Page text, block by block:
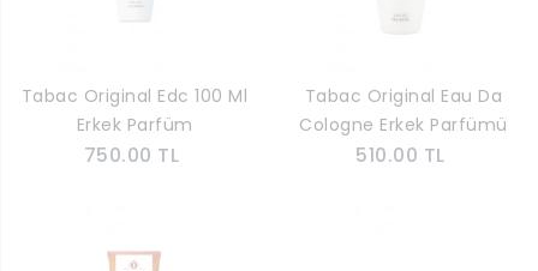
Tabac Original Edc 100 Ml
Erkek Parfüm
750.00 TL
Tabac Original Eau Da
Cologne Erkek Parfümü
150 ml
510.00 TL